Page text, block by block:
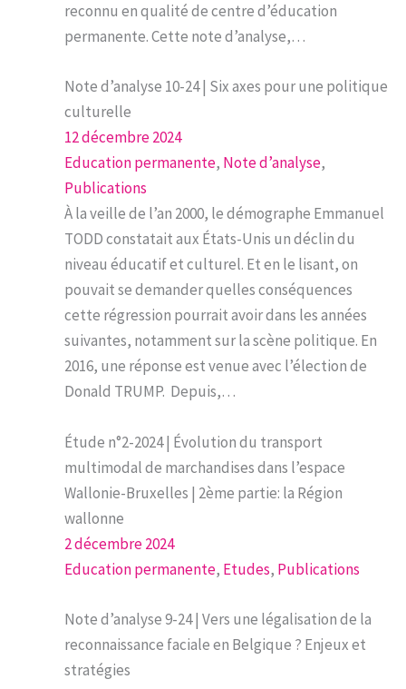
reconnu en qualité de centre d’éducation
permanente. Cette note d’analyse,…
Note d’analyse 10-24 | Six axes pour une politique
culturelle
12 décembre 2024
Education permanente, Note d’analyse
Publications
À la veille de l’an 2000, le démographe Emmanuel
TODD constatait aux États-Unis un déclin du
niveau éducatif et culturel. Et en le lisant, on
pouvait se demander quelles conséquences
cette régression pourrait avoir dans les années
suivantes, notamment sur la scène politique. En
2016, une réponse est venue avec l’élection de
Donald TRUMP. Depuis,…
Étude n°2-2024 | Évolution du transport
multimodal de marchandises dans l’espace
Wallonie-Bruxelles | 2ème partie: la Région
wallonne
2 décembre 2024
Education permanente, Etudes, Publications
Note d’analyse 9-24 | Vers une légalisation de la
reconnaissance faciale en Belgique ? Enjeux et
stratégies